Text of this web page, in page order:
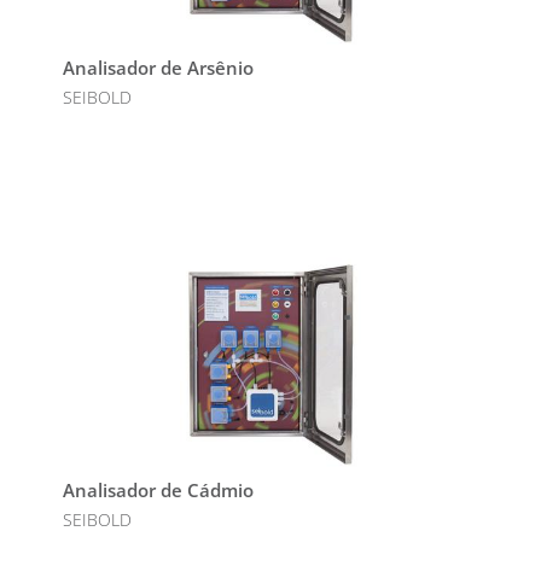
Analisador de Arsênio
SEIBOLD
Analisador de Cádmio
SEIBOLD